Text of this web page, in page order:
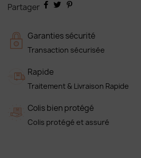
Partager
Garanties sécurité
Transaction sécurisée
Rapide
Traitement & Livraison Rapide
Colis bien protégé
Colis protégé et assuré